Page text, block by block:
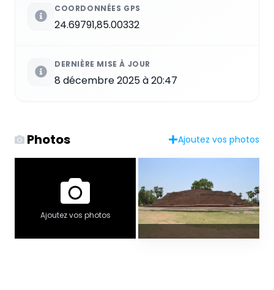
COORDONNÉES GPS
24.69791,85.00332
DERNIÈRE MISE À JOUR
8 décembre 2025 à 20:47
Photos Ajoutez vos photos
Ajoutez vos photos